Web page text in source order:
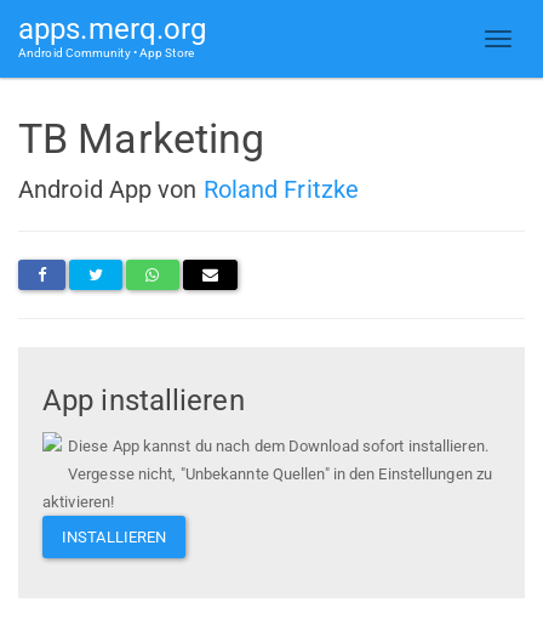
apps.merq.org
Android Community • App Store
TB Marketing
Android App von Roland Fritzke
App installieren
Diese App kannst du nach dem Download sofort installieren.
Vergesse nicht, "Unbekannte Quellen" in den Einstellungen zu
aktivieren!
INSTALLIEREN